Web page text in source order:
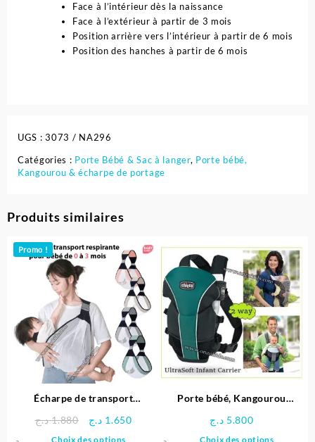
Face à l’intérieur dès la naissance
Face à l’extérieur à partir de 3 mois
Position arrière vers l’intérieur à partir de 6 mois
Position des hanches à partir de 6 mois
UGS :3073 / NA296
Catégories : Porte Bébé & Sac à langer, Porte bébé,
Kangourou & écharpe de portage
Produits similaires
Promo !
Écharpe de transport
Sling
1.880 د.ج
Le
1.650 د.ج
Le
Choix des options
Porte bébé, Kangourou
Chicco
5.800 د.ج
Choix des options